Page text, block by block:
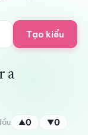
Tạo kiểu
a
▲0 ▼0